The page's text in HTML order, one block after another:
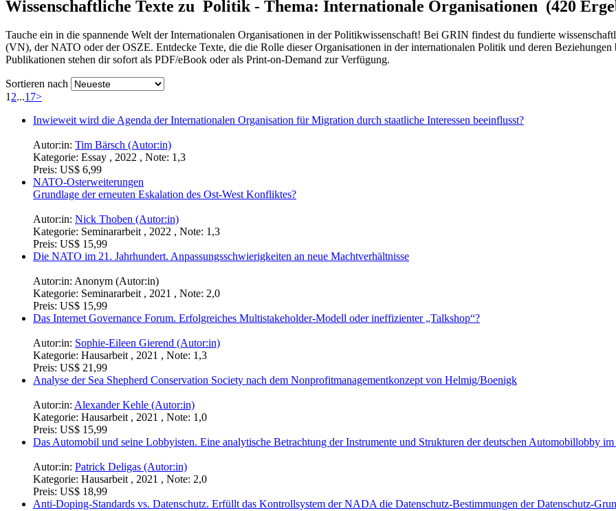
Wissenschaftliche Texte zu Politik - Thema: Internationale Organisationen (420
Tauche ein in die spannende Welt der Internationalen Organisationen in der Politikwissenschaft! Bei GRIN findest du fundierte
(VN), der NATO oder der OSZE. Entdecke Texte, die die Rolle dieser Organisationen in der internationalen Politik und deren
Publikationen stehen dir sofort als PDF/eBook oder als Print-on-Demand zur Verfügung.
Sortieren nach
12...17>
Inwieweit wird die Agenda der Internationalen Organisation für Migration durch staatliche Interessen beeinflusst?
Autor:in: Tim Bärsch (Autor:in)
Kategorie: Essay , 2022 , Note: 1,3
Preis: US$ 6,99
NATO-Osterweiterungen
Grundlage der erneuten Eskalation des Ost-West Konfliktes?
Autor:in: Nick Thoben (Autor:in)
Kategorie: Seminararbeit , 2022 , Note: 1,3
Preis: US$ 15,99
Die NATO im 21. Jahrhundert. Anpassungsschwierigkeiten an neue Machtverhältnisse
Autor:in: Anonym (Autor:in)
Kategorie: Seminararbeit , 2021 , Note: 2,0
Preis: US$ 15,99
Das Internet Governance Forum. Erfolgreiches Multistakeholder-Modell oder ineffizienter „Talkshop“?
Autor:in: Sophie-Eileen Gierend (Autor:in)
Kategorie: Hausarbeit , 2021 , Note: 1,3
Preis: US$ 21,99
Analyse der Sea Shepherd Conservation Society nach dem Nonprofitmanagementkonzept von Helmig/Boenigk
Autor:in: Alexander Kehle (Autor:in)
Kategorie: Hausarbeit , 2021 , Note: 1,0
Preis: US$ 15,99
Das Automobil und seine Lobbyisten. Eine analytische Betrachtung der Instrumente und Strukturen der deutschen Automobillobby
Autor:in: Patrick Deligas (Autor:in)
Kategorie: Hausarbeit , 2021 , Note: 2,0
Preis: US$ 18,99
Anti-Doping-Standards vs. Datenschutz. Erfüllt das Kontrollsystem der NADA die Datenschutz-Bestimmungen der Datenschutz-